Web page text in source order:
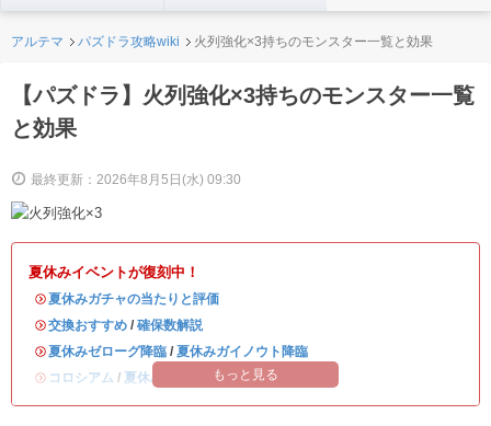
アルテマ パズドラ攻略wiki 火列強化×3持ちのモンスター一覧と効果
【パズドラ】火列強化×3持ちのモンスター一覧
と効果
最終更新：2026年8月5日(水) 09:30
夏休みイベントが復刻中！
・夏休みガチャの当たりと評価
・交換おすすめ / 確保数解説
・夏休みゼローグ降臨 / 夏休みガイノウト降臨
・ コロシアム / 夏休みワンタッチもっと見る